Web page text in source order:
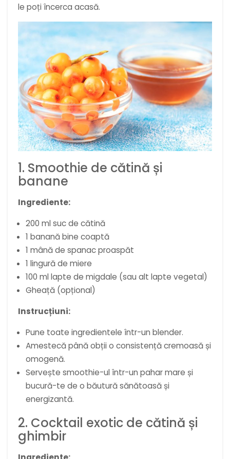
le poți încerca acasă.
1. Smoothie de cătină și
banane
Ingrediente:
200 ml suc de cătină
1 banană bine coaptă
1 mână de spanac proaspăt
1 lingură de miere
100 ml lapte de migdale (sau alt lapte vegetal)
Gheață (opțional)
Instrucțiuni:
Pune toate ingredientele într-un blender.
Amestecă până obții o consistență cremoasă și
omogenă.
Servește smoothie-ul într-un pahar mare și
bucură-te de o băutură sănătoasă și
energizantă.
2. Cocktail exotic de cătină și
ghimbir